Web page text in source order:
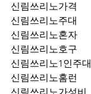
신림쓰리노가격
신림쓰리노주대
신림쓰리노혼자
신림쓰리노호구
신림쓰리노1인주대
신림쓰리노홈런